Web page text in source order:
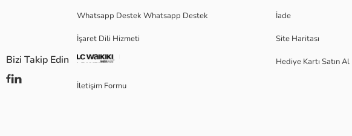
Whatsapp Destek Whatsapp Destek
İşaret Dili Hizmeti
İletişim Formu
İade
Site Haritası
Hediye Kartı Satın Al
Bizi Takip Edin